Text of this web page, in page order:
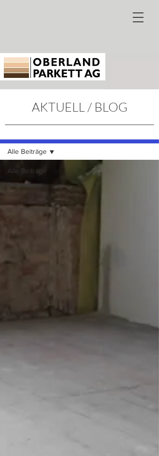
Alle Beiträge
Referenzen
Alle Beiträge
AKTUELL / BLOG